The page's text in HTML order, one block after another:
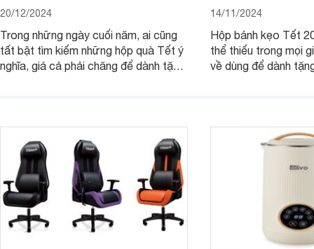
20/12/2024
Trong những ngày cuối năm, ai cũng
tất bật tìm kiếm những hộp quà Tết ý
nghĩa, giá cả phải chăng để dành tặng
- 500k đẹp mắt nhé.
14/11/2024
Hộp bánh kẹo Tết
thể thiếu trong mọi
về dùng để dành
2025 mới vừa sang,
mua sắm cuối năm.